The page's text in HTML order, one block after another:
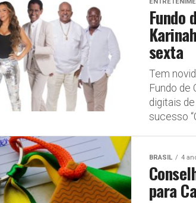
Fundo
sexta
Tem
Fundo de
digitais
sucesso
BRASIL 4
para